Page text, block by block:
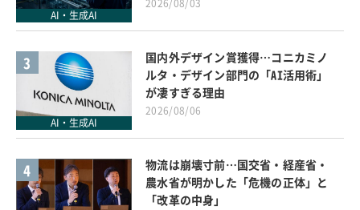
AI・生成AI
2026/08/03
3
AI・生成AI
国内外デザイン賞獲得…コニカミノ
ルタ・デザイン部門の「AI活用術」
が凄すぎる理由
2026/08/06
4
物流は崩壊寸前…国交省・経産省・
農水省が明かした「危機の正体」と
「改革の中身」